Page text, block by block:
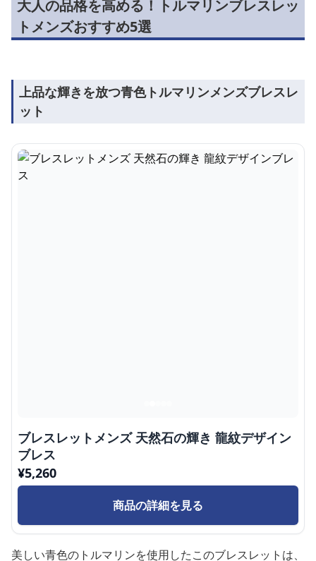
大人の品格を高める！トルマリンブレスレッ
トメンズおすすめ5選
上品な輝きを放つ青色トルマリンメンズブレスレ
ット
ブレスレットメンズ 天然石の輝き 龍紋デザイン
ブレス
¥5,260
商品の詳細を見る
美しい青色のトルマリンを使用したこのブレスレットは、